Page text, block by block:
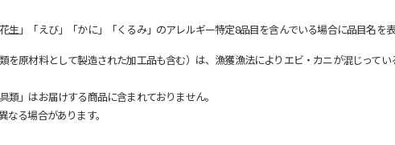
」「えび」「かに」「くるみ」のアレルギー特定8品目を含んでいる場合に品目名を表
原材料として製造された加工品も含む）は、漁獲漁法によりエビ・カニが混じって
」はお届けする商品に含まれておりません。
る場合があります。